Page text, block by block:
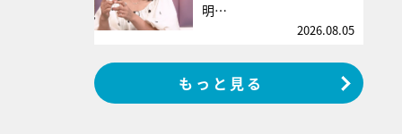
明…
2026.08.05
もっと見る